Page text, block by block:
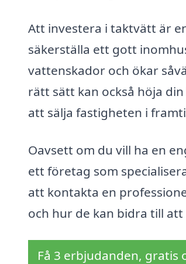
Att investera i taktvätt är
säkerställa ett gott
vattenskador och ökar
rätt sätt kan också höja
att sälja fastigheten i
Oavsett om du vill ha en
ett företag som
att kontakta en
och hur de kan bidra till
Få 3 erbjudanden,